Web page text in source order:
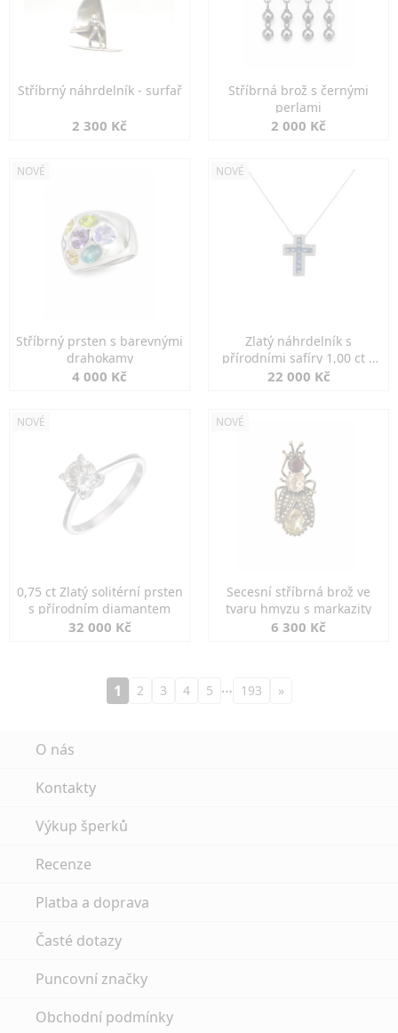
Stříbrný náhrdelník - surfař
2 300 Kč
Stříbrná brož s černými
perlami
2 000 Kč
NOVÉ
Stříbrný prsten s barevnými
drahokamy
4 000 Kč
NOVÉ
Zlatý náhrdelník s
přírodními safíry 1,00 ct a
diamanty
22 000 Kč
NOVÉ
0,75 ct Zlatý solitérní prsten
s přírodním diamantem
32 000 Kč
NOVÉ
Secesní stříbrná brož ve
tvaru hmyzu s markazity
6 300 Kč
1 2 3 4 5 … 193 »
O nás
Kontakty
Výkup šperků
Recenze
Platba a doprava
Časté dotazy
Puncovní značky
Obchodní podmínky